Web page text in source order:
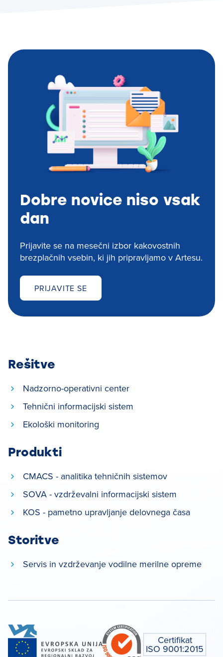
Dobre novice niso vsak
dan
Prijavite se na mesečni izbor kakovostnih
brezplačnih vsebin, ki jih pripravljamo v Artesu.
PRIJAVITE SE
Rešitve
Nadzorno-operativni center
Tehnični informacijski sistem
Ekološki monitoring
Produkti
CMACS - analitika tehničnih sistemov
SOVA - vzdrževalni informacijski sistem
KOS - pametno upravljanje delovnega časa
Storitve
Servis in vzdrževanje vodilne merilne opreme
Certifikat
ISO 9001:2015